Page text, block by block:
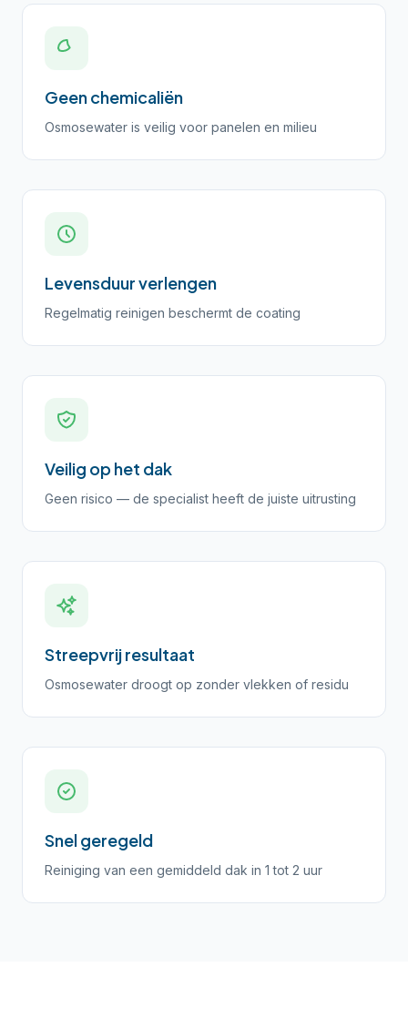
Geen chemicaliën
Osmosewater is veilig voor panelen en milieu
Levensduur verlengen
Regelmatig reinigen beschermt de coating
Veilig op het dak
Geen risico — de specialist heeft de juiste uitrusting
Streepvrij resultaat
Osmosewater droogt op zonder vlekken of residu
Snel geregeld
Reiniging van een gemiddeld dak in 1 tot 2 uur